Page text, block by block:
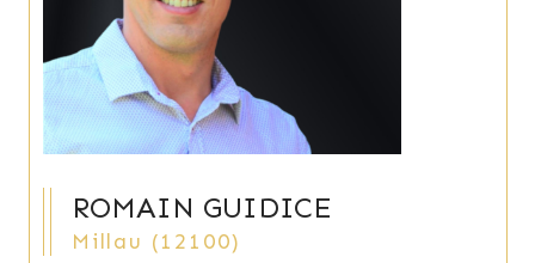
ROMAIN GUIDICE
Millau (12100)